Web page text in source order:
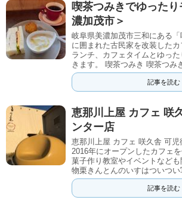
喫茶つみきでゆった
濃加茂市＞
岐阜県美濃加茂市三和にある
に囲まれた古民家を改装したカ
ランチ、カフェタイムとゆっ
きます。 喫茶つみき 喫茶つみ
記事を読む
恵那川上屋 カフェ 咲
ンター店
恵那川上屋 カフェ 咲久舎 可児
2016年にオープンしたカフェ
菓子作り教室やイベントなど
物栗きんとんのいすはついつ
記事を読む